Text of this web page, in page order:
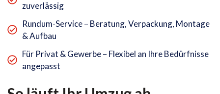
zuverlässig
Rundum-Service – Beratung, Verpackung, Montage
& Aufbau
Für Privat & Gewerbe – Flexibel an Ihre Bedürfnisse
angepasst